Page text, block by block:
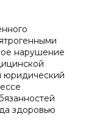
нарушение
здоровью